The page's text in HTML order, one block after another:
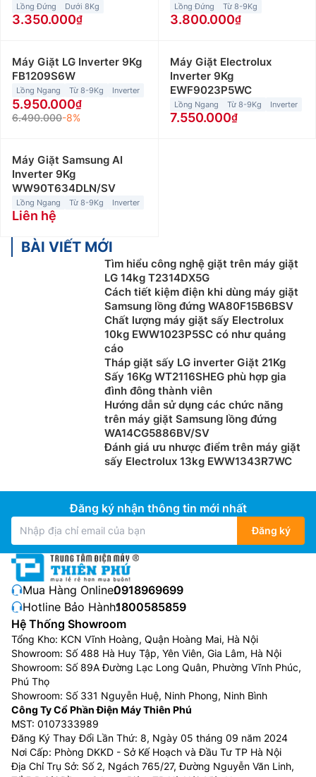
Lồng Đứng Dưới 8Kg
3.350.000
Lồng Đứng Từ 8-9Kg
3.800.000
Máy Giặt LG Inverter 9Kg
FB1209S6W
Lồng Ngang Từ 8-9Kg Inverter
5.950.000
6.490.000-8%
Máy Giặt Electrolux
Inverter 9Kg
EWF9023P5WC
Lồng Ngang Từ 8-9Kg Inverter
7.550.000
Máy Giặt Samsung AI
Inverter 9Kg
WW90T634DLN/SV
Lồng Ngang Từ 8-9Kg Inverter
Liên hệ
BÀI VIẾT MỚI
Tìm hiểu công nghệ giặt trên máy giặt
LG 14kg T2314DX5G
Cách tiết kiệm điện khi dùng máy giặt
Samsung lồng đứng WA80F15B6BSV
Chất lượng máy giặt sấy Electrolux
10kg EWW1023P5SC có như quảng
cáo
Tháp giặt sấy LG inverter Giặt 21Kg
Sấy 16Kg WT2116SHEG phù hợp gia
đình đông thành viên
Hướng dẫn sử dụng các chức năng
trên máy giặt Samsung lồng đứng
WA14CG5886BV/SV
Đánh giá ưu nhược điểm trên máy giặt
sấy Electrolux 13kg EWW1343R7WC
Đăng ký nhận thông tin mới nhất
Đăng ký
Mua Hàng Online:0918969699
Hotline Bảo Hành:1800585859
Hệ Thống Showroom
Tổng Kho: KCN Vĩnh Hoàng, Quận Hoàng Mai, Hà Nội
Showroom: Số 488 Hà Huy Tập, Yên Viên, Gia Lâm, Hà Nội
Showroom: Số 89A Đường Lạc Long Quân, Phường Vĩnh Phúc,
Phú Thọ
Showroom: Số 331 Nguyễn Huệ, Ninh Phong, Ninh Bình
Công Ty Cổ Phần Điện Máy Thiên Phú
MST: 0107333989
Đăng Ký Thay Đổi Lần Thứ: 8, Ngày 05 tháng 09 năm 2024
Nơi Cấp: Phòng DKKD - Sở Kế Hoạch và Đầu Tư TP Hà Nội
Địa Chỉ Trụ Sở: Số 2, Ngách 765/27, Đường Nguyễn Văn Linh,